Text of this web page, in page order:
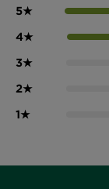
5★
4★
3★
2★
1★